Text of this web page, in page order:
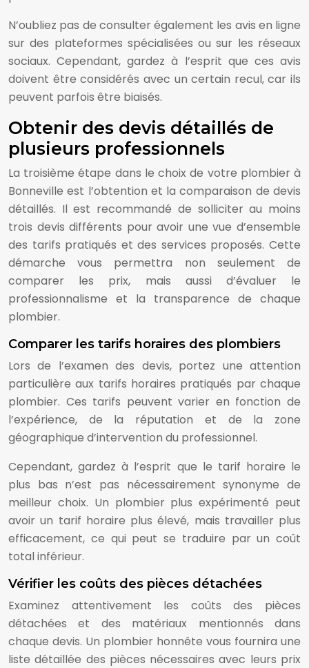
N’oubliez pas de consulter également les avis en ligne
sur des plateformes spécialisées ou sur les réseaux
sociaux. Cependant, gardez à l’esprit que ces avis
doivent être considérés avec un certain recul, car ils
peuvent parfois être biaisés.
Obtenir des devis détaillés de
plusieurs professionnels
La troisième étape dans le choix de votre plombier à
Bonneville est l’obtention et la comparaison de devis
détaillés. Il est recommandé de solliciter au moins
trois devis différents pour avoir une vue d’ensemble
des tarifs pratiqués et des services proposés. Cette
démarche vous permettra non seulement de
comparer les prix, mais aussi d’évaluer le
professionnalisme et la transparence de chaque
plombier.
Comparer les tarifs horaires des plombiers
Lors de l’examen des devis, portez une attention
particulière aux tarifs horaires pratiqués par chaque
plombier. Ces tarifs peuvent varier en fonction de
l’expérience, de la réputation et de la zone
géographique d’intervention du professionnel.
Cependant, gardez à l’esprit que le tarif horaire le
plus bas n’est pas nécessairement synonyme de
meilleur choix. Un plombier plus expérimenté peut
avoir un tarif horaire plus élevé, mais travailler plus
efficacement, ce qui peut se traduire par un coût
total inférieur.
Vérifier les coûts des pièces détachées
Examinez attentivement les coûts des pièces
détachées et des matériaux mentionnés dans
chaque devis. Un plombier honnête vous fournira une
liste détaillée des pièces nécessaires avec leurs prix